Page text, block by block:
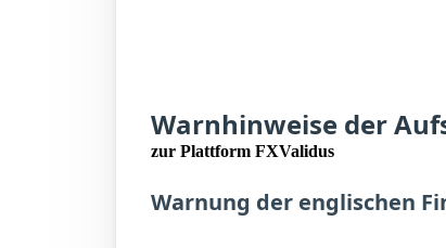
Warnhinweise der
zur Plattform FXValidus
Warnung der englischen